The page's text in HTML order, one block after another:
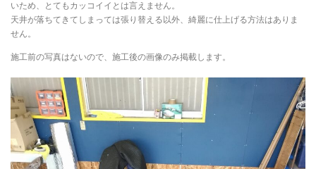
お問い合わせ
ヘッドライトリペア
トータルリペア リペスタの インテリア リペア
いため、とてもカッコイイとは言えません。
天井が落ちてきてしまっては張り替える以外、綺麗に仕上げる方法はありま
せん。
施工前の写真はないので、施工後の画像のみ掲載します。